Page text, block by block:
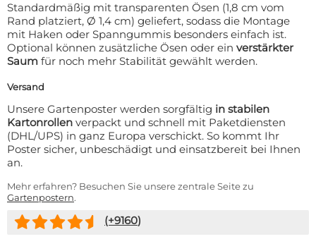
Standardmäßig mit transparenten Ösen (1,8 cm vom
Rand platziert, Ø 1,4 cm) geliefert, sodass die Montage
mit Haken oder Spanngummis besonders einfach ist.
Optional können zusätzliche Ösen oder ein verstärkter
Saum für noch mehr Stabilität gewählt werden.
Versand
Unsere Gartenposter werden sorgfältig in stabilen
Kartonrollen verpackt und schnell mit Paketdiensten
(DHL/UPS) in ganz Europa verschickt. So kommt Ihr
Poster sicher, unbeschädigt und einsatzbereit bei Ihnen
an.
Mehr erfahren? Besuchen Sie unsere zentrale Seite zu
Gartenpostern.
(+9160)